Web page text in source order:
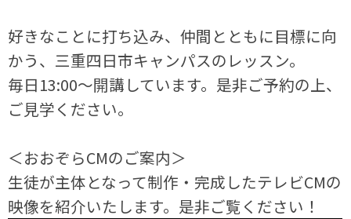
好きなことに打ち込み、仲間とともに目標に向
かう、三重四日市キャンパスのレッスン。
毎日13:00～開講しています。是非ご予約の上、
ご見学ください。
＜おおぞらCMのご案内＞
生徒が主体となって制作・完成したテレビCMの
映像を紹介いたします。是非ご覧ください！